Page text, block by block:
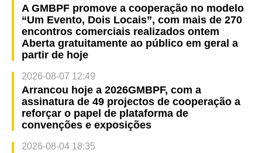
A GMBPF promove a cooperação no modelo
“Um Evento, Dois Locais”, com mais de 270
encontros comerciais realizados ontem
Aberta gratuitamente ao público em geral a
partir de hoje
2026-08-07 12:49
Arrancou hoje a 2026GMBPF, com a
assinatura de 49 projectos de cooperação a
reforçar o papel de plataforma de
convenções e exposições
2026-08-04 18:35